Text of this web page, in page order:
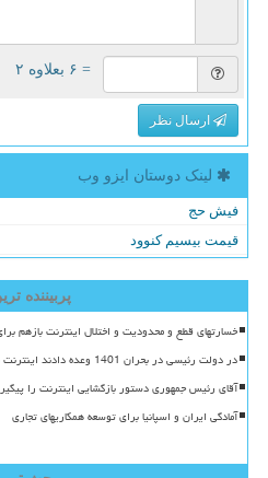
= ۶ بعلاوه ۲
ارسال نظر
لینک دوستان ایزو وب
فیش حج
قیمت بیسیم کنوود
پربیننده
خسارتهای قطع و محدودیت و اختلال اینترنت بازهم
در دولت رئیسی در بحران 1401 وعده دادند اینترنت به طور موقت قطع می شود اما ماندگار شد
آقای رئیس جمهوری دستور بازگشایی اینترنت را
آمادگی ایران و اسپانیا برای توسعه همکاریهای تجاری